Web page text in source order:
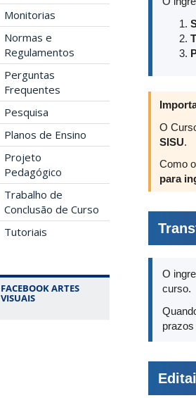
Monitorias
Normas e
Regulamentos
Perguntas
Frequentes
Pesquisa
Planos de Ensino
Projeto
Pedagógico
Trabalho de
Conclusão de Curso
Tutoriais
FACEBOOK ARTES
VISUAIS
O
SISU.
Como
para
O
curso.